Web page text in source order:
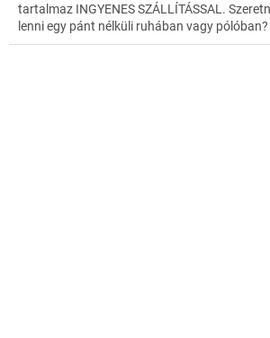
tartalmaz INGYENES SZÁLLÍTÁSSAL.
lenni egy pánt nélküli ruhában vagy